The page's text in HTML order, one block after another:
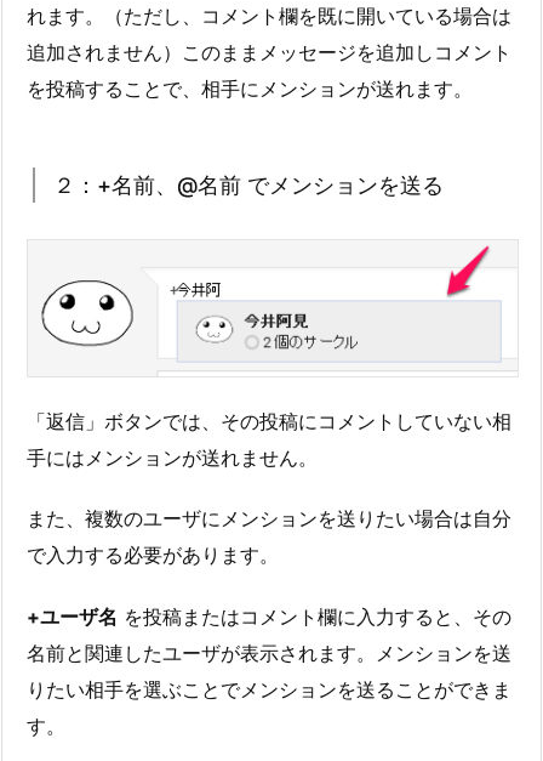
れます。（ただし、コメント欄を既に開いている場合は
追加されません）このままメッセージを追加しコメント
を投稿することで、相手にメンションが送れます。
２：+名前、@名前 でメンションを送る
「返信」ボタンでは、その投稿にコメントしていない相
手にはメンションが送れません。
また、複数のユーザにメンションを送りたい場合は自分
で入力する必要があります。
+ユーザ名 を投稿またはコメント欄に入力すると、その
名前と関連したユーザが表示されます。メンションを送
りたい相手を選ぶことでメンションを送ることができま
す。